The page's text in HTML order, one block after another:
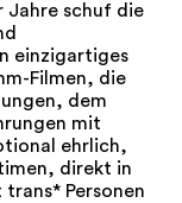
Jahre schuf die
einzigartiges
Filmen, die
dem
mit
ehrlich,
direkt in
Personen